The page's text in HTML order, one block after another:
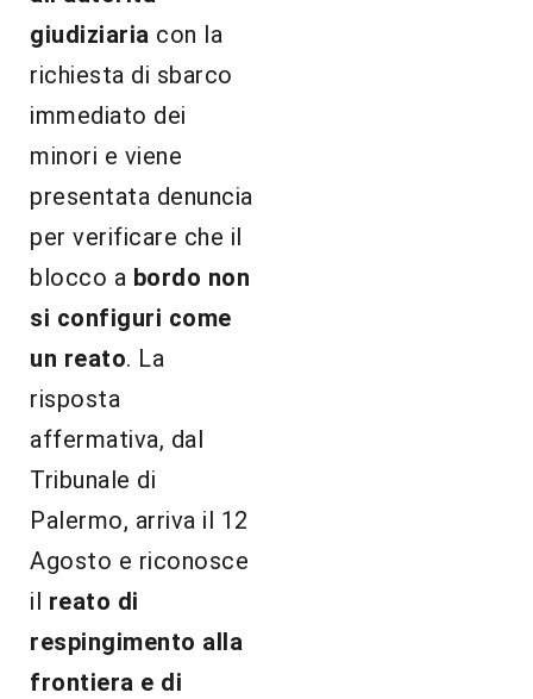
giudiziaria con la
richiesta di sbarco
immediato dei
minori e viene
presentata denuncia
per verificare che il
blocco a bordo non
si configuri come
un reato. La
risposta
affermativa, dal
Tribunale di
Palermo, arriva il 12
Agosto e riconosce
il reato di
respingimento alla
frontiera e di